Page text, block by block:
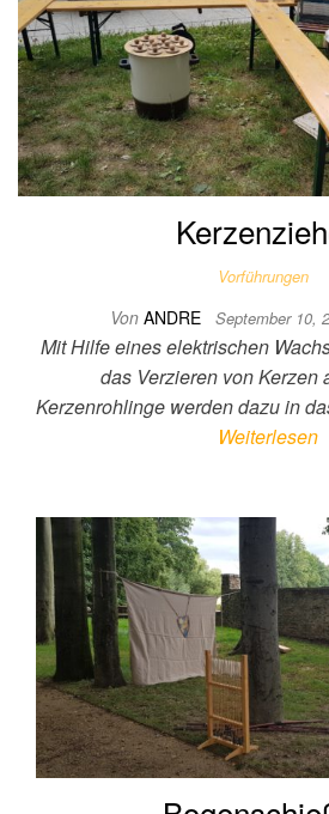
Vorführungen
Von ANDRE September 10,
Mit Hilfe eines elektrischen
das Verzieren von Kerzen
Kerzenrohlinge werden dazu in
Weiterlesen